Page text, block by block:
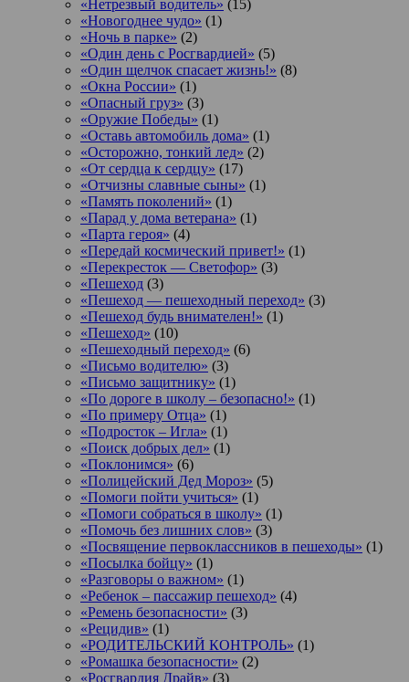
«Нетрезвый водитель» (15)
«Новогоднее чудо» (1)
«Ночь в парке» (2)
«Один день с Росгвардией» (5)
«Один щелчок спасает жизнь!» (8)
«Окна России» (1)
«Опасный груз» (3)
«Оружие Победы» (1)
«Оставь автомобиль дома» (1)
«Осторожно, тонкий лед» (2)
«От сердца к сердцу» (17)
«Отчизны славные сыны» (1)
«Память поколений» (1)
«Парад у дома ветерана» (1)
«Парта героя» (4)
«Передай космический привет!» (1)
«Перекресток — Светофор» (3)
«Пешеход (3)
«Пешеход — пешеходный переход» (3)
«Пешеход будь внимателен!» (1)
«Пешеход» (10)
«Пешеходный переход» (6)
«Письмо водителю» (3)
«Письмо защитнику» (1)
«По дороге в школу – безопасно!» (1)
«По примеру Отца» (1)
«Подросток ‒ Игла» (1)
«Поиск добрых дел» (1)
«Поклонимся» (6)
«Полицейский Дед Мороз» (5)
«Помоги пойти учиться» (1)
«Помоги собраться в школу» (1)
«Помочь без лишних слов» (3)
«Посвящение первоклассников в пешеходы» (1)
«Посылка бойцу» (1)
«Разговоры о важном» (1)
«Ребенок – пассажир пешеход» (4)
«Ремень безопасности» (3)
«Рецидив» (1)
«РОДИТЕЛЬСКИЙ КОНТРОЛЬ» (1)
«Ромашка безопасности» (2)
«Росгвардия Драйв» (3)